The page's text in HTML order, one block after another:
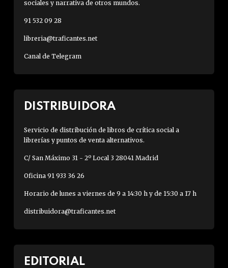
sociales y narrativa de otros mundos.
91 532 09 28
libreria@traficantes.net
Canal de Telegram
DISTRIBUIDORA
Servicio de distribución de libros de crítica social a
librerías y puntos de venta alternativos.
C/ San Máximo 31 - 2º Local 3 28041 Madrid
Oficina 91 933 36 26
Horario de lunes a viernes de 9 a 14:30 h y de 15:30 a 17 h
distribuidora@traficantes.net
EDITORIAL